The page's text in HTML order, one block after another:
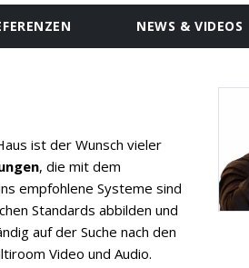
NEWS & VIDEOS
ist der Wunsch vieler
, die mit dem
empfohlene Systeme sind
Standards abbilden und
auf der Suche nach den
Video und Audio.